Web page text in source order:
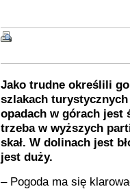
Jako trudne określili
szlakach
opadach w górach jest
trzeba w wyższych
skał. W dolinach jest
jest duży.
– Pogoda ma się